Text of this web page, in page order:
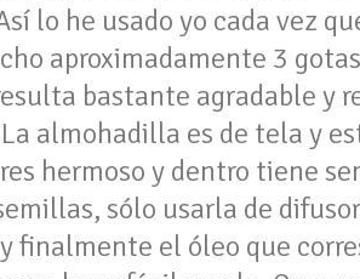
lo he usado yo cada vez
aproximadamente 3
bastante agradable y
almohadilla es de tela y
hermoso y dentro tiene
sólo usarla de
finalmente el óleo que